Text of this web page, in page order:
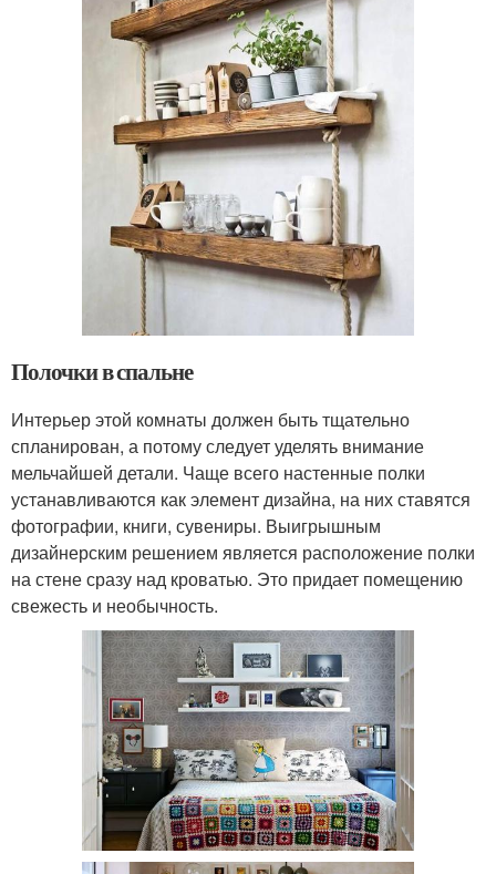
Полочки в спальне
Интерьер этой комнаты должен быть тщательно
спланирован, а потому следует уделять внимание
мельчайшей детали. Чаще всего настенные полки
устанавливаются как элемент дизайна, на них ставятся
фотографии, книги, сувениры. Выигрышным
дизайнерским решением является расположение полки
на стене сразу над кроватью. Это придает помещению
свежесть и необычность.